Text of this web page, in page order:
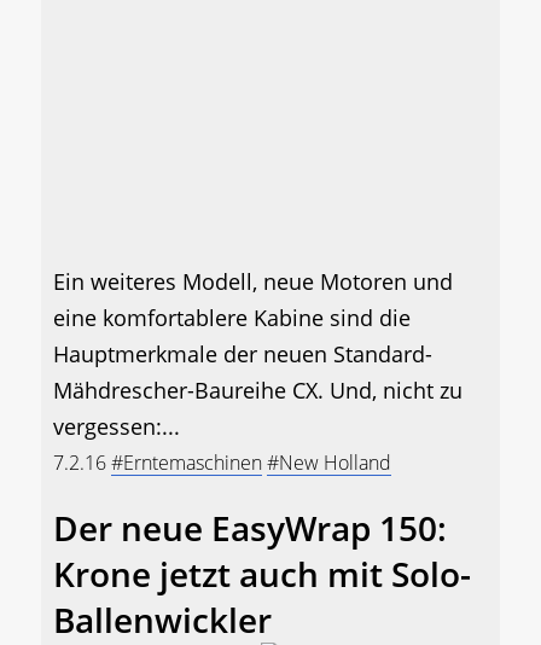
Ein weiteres Modell, neue Motoren und
eine komfortablere Kabine sind die
Hauptmerkmale der neuen Standard-
Mähdrescher-Baureihe CX. Und, nicht zu
vergessen:...
7.2.16#Erntemaschinen#New Holland
Der neue EasyWrap 150:
Krone jetzt auch mit Solo-
Ballenwickler